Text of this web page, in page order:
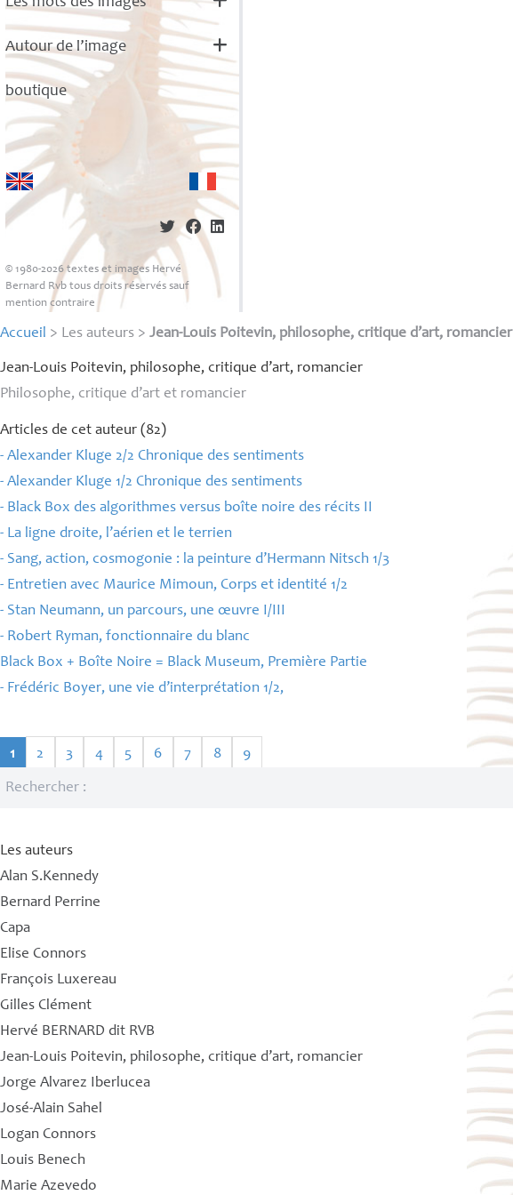
Autour de l’image
boutique
© 1980-2026 textes et images Hervé
Bernard Rvb tous droits réservés sauf
mention contraire
Accueil > Les auteurs > Jean-Louis Poitevin, philosophe, critique d’art, romancier
Jean-Louis Poitevin, philosophe, critique d’art, romancier
Philosophe, critique d’art et romancier
Articles de cet auteur (82)
- Alexander Kluge 2/2 Chronique des sentiments
- Alexander Kluge 1/2 Chronique des sentiments
- Black Box des algorithmes versus boîte noire des récits II
- La ligne droite, l’aérien et le terrien
- Sang, action, cosmogonie : la peinture d’Hermann Nitsch 1/3
- Entretien avec Maurice Mimoun, Corps et identité 1/2
- Stan Neumann, un parcours, une œuvre I/III
- Robert Ryman, fonctionnaire du blanc
Black Box + Boîte Noire = Black Museum, Première Partie
- Frédéric Boyer, une vie d’interprétation 1/2,
1 2 3 4 5 6 7 8 9
Les auteurs
Alan S.Kennedy
Bernard Perrine
Capa
Elise Connors
François Luxereau
Gilles Clément
Hervé BERNARD dit RVB
Jean-Louis Poitevin, philosophe, critique d’art, romancier
Jorge Alvarez Iberlucea
José-Alain Sahel
Logan Connors
Louis Benech
Marie Azevedo